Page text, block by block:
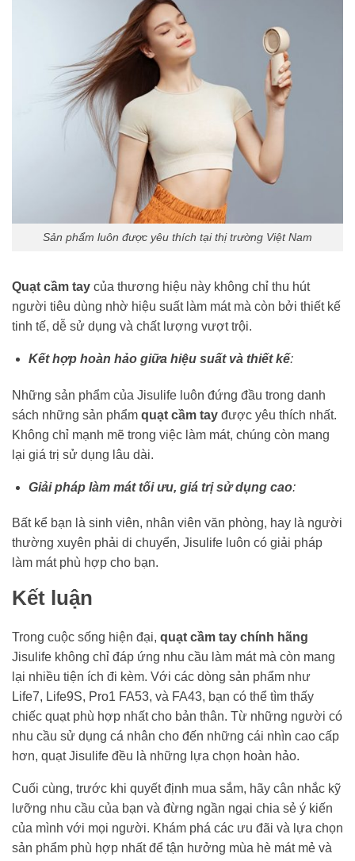
Sản phẩm luôn được yêu thích tại thị trường Việt Nam
Quạt cầm tay của thương hiệu này không chỉ thu hút
người tiêu dùng nhờ hiệu suất làm mát mà còn bởi thiết kế
tinh tế, dễ sử dụng và chất lượng vượt trội.
Kết hợp hoàn hảo giữa hiệu suất và thiết kế:
Những sản phẩm của Jisulife luôn đứng đầu trong danh
sách những sản phẩm quạt cầm tay được yêu thích nhất.
Không chỉ mạnh mẽ trong việc làm mát, chúng còn mang
lại giá trị sử dụng lâu dài.
Giải pháp làm mát tối ưu, giá trị sử dụng cao:
Bất kể bạn là sinh viên, nhân viên văn phòng, hay là người
thường xuyên phải di chuyển, Jisulife luôn có giải pháp
làm mát phù hợp cho bạn.
Kết luận
Trong cuộc sống hiện đại, quạt cầm tay chính hãng
Jisulife không chỉ đáp ứng nhu cầu làm mát mà còn mang
lại nhiều tiện ích đi kèm. Với các dòng sản phẩm như
Life7, Life9S, Pro1 FA53, và FA43, bạn có thể tìm thấy
chiếc quạt phù hợp nhất cho bản thân. Từ những người có
nhu cầu sử dụng cá nhân cho đến những cái nhìn cao cấp
hơn, quạt Jisulife đều là những lựa chọn hoàn hảo.
Cuối cùng, trước khi quyết định mua sắm, hãy cân nhắc kỹ
lưỡng nhu cầu của bạn và đừng ngần ngại chia sẻ ý kiến
của mình với mọi người. Khám phá các ưu đãi và lựa chọn
sản phẩm phù hợp nhất để tận hưởng mùa hè mát mẻ và